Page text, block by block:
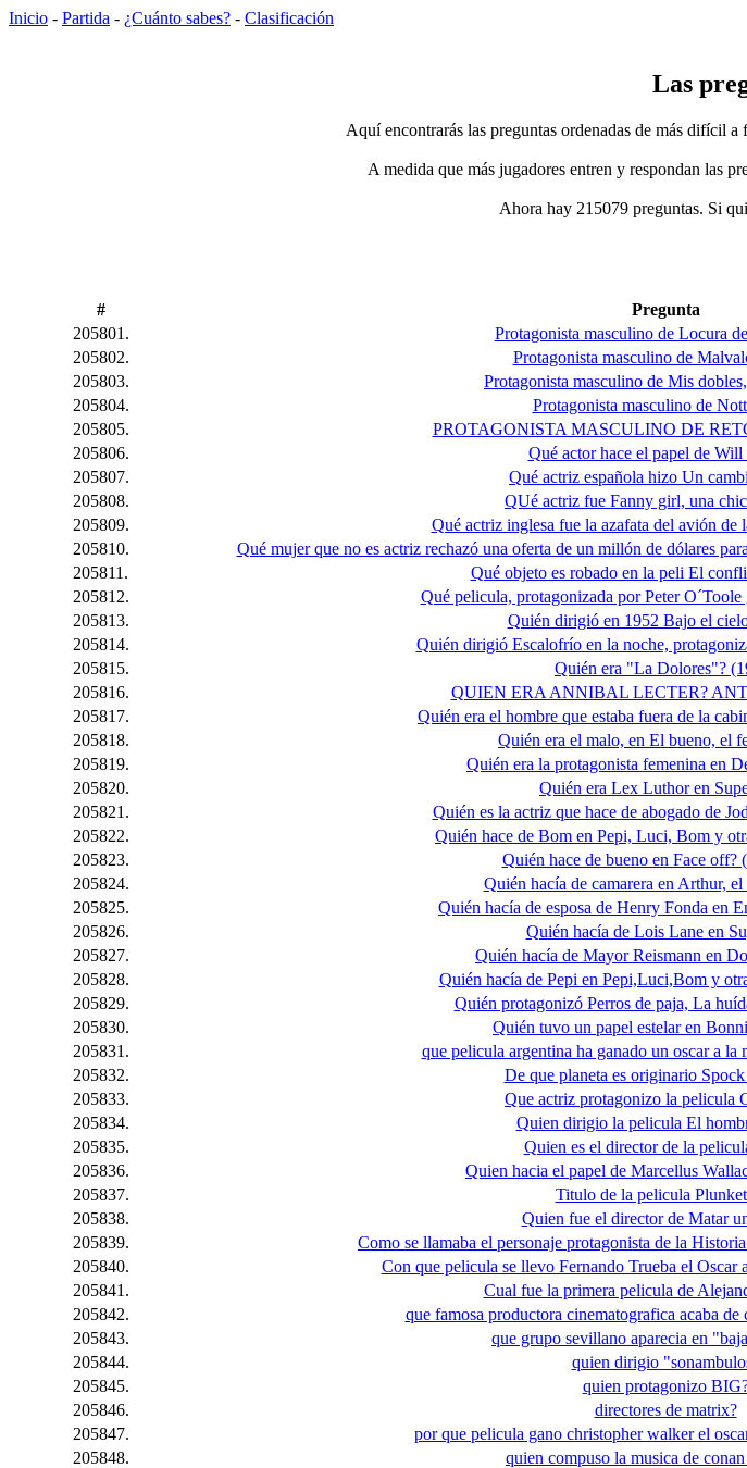
Inicio - Partida - ¿Cuánto sabes? - Clasificación
Las
Aquí encontrarás las preguntas ordenadas de más difícil
A medida que más jugadores entren y respondan las
Ahora hay 215079 preguntas. Si
# Pregunta
205801.
Protagonista masculino de Locura
205802.
Protagonista masculino de
205803.
Protagonista masculino de Mis
205804.
Protagonista masculino de
205805.
PROTAGONISTA MASCULINO DE
205806.
Qué actor hace el papel de
205807.
Qué actriz española hizo Un
205808.
QUé actriz fue Fanny girl, una
205809.
Qué actriz inglesa fue la azafata del avión de
205810.
Qué mujer que no es actriz rechazó una oferta de un millón de dólares
205811.
Qué objeto es robado en la peli El
205812.
Qué pelicula, protagonizada por Peter O´Toole
205813.
Quién dirigió en 1952 Bajo el
205814.
Quién dirigió Escalofrío en la noche,
205815.
Quién era "La Dolores"?
205816.
QUIEN ERA ANNIBAL LECTER?
205817.
Quién era el hombre que estaba fuera de la
205818.
Quién era el malo, en El bueno, el
205819.
Quién era la protagonista femenina en
205820.
Quién era Lex Luthor en
205821.
Quién es la actriz que hace de abogado de
205822.
Quién hace de Bom en Pepi, Luci, Bom y
205823.
Quién hace de bueno en Face off?
205824.
Quién hacía de camarera en Arthur,
205825.
Quién hacía de esposa de Henry Fonda en
205826.
Quién hacía de Lois Lane en
205827.
Quién hacía de Mayor Reismann en
205828.
Quién hacía de Pepi en Pepi,Luci,Bom y
205829.
Quién protagonizó Perros de paja, La
205830.
Quién tuvo un papel estelar en
205831.
que pelicula argentina ha ganado un oscar a la
205832.
De que planeta es originario
205833.
Que actriz protagonizo la pelicula
205834.
Quien dirigio la pelicula El
205835.
Quien es el director de la
205836.
Quien hacia el papel de Marcellus
205837.
Titulo de la pelicula
205838.
Quien fue el director de Matar
205839.
Como se llamaba el personaje protagonista de la
205840.
Con que pelicula se llevo Fernando Trueba el Oscar
205841.
Cual fue la primera pelicula de
205842.
que famosa productora cinematografica acaba de
205843.
que grupo sevillano aparecia en
205844.
quien dirigio
205845.
quien protagonizo
205846.
directores de matrix?
205847.
por que pelicula gano christopher walker el
205848.
quien compuso la musica de